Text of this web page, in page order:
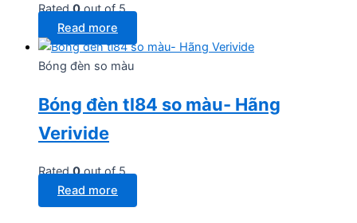
Rated0out of 5
Read more
Bóng đèn so màu
Bóng đèn tl84 so màu- Hãng
Verivide
Rated0out of 5
Read more